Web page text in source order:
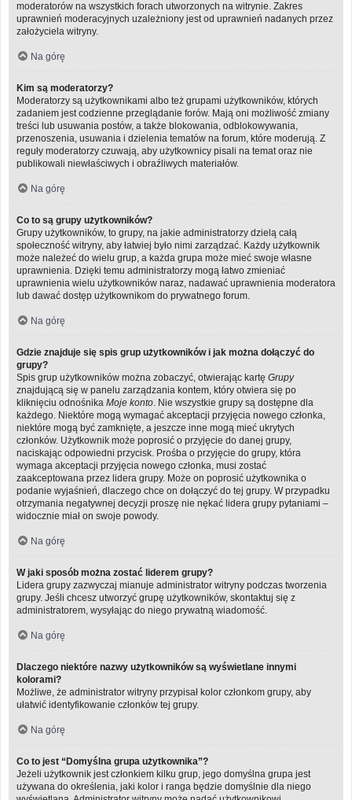
moderatorów na wszystkich forach utworzonych na witrynie. Zakres
uprawnień moderacyjnych uzależniony jest od uprawnień nadanych przez
założyciela witryny.
Na górę
Kim są moderatorzy?
Moderatorzy są użytkownikami albo też grupami użytkowników, których
zadaniem jest codzienne przeglądanie forów. Mają oni możliwość zmiany
treści lub usuwania postów, a także blokowania, odblokowywania,
przenoszenia, usuwania i dzielenia tematów na forum, które moderują. Z
reguły moderatorzy czuwają, aby użytkownicy pisali na temat oraz nie
publikowali niewłaściwych i obraźliwych materiałów.
Na górę
Co to są grupy użytkowników?
Grupy użytkowników, to grupy, na jakie administratorzy dzielą całą
społeczność witryny, aby łatwiej było nimi zarządzać. Każdy użytkownik
może należeć do wielu grup, a każda grupa może mieć swoje własne
uprawnienia. Dzięki temu administratorzy mogą łatwo zmieniać
uprawnienia wielu użytkowników naraz, nadawać uprawnienia moderatora
lub dawać dostęp użytkownikom do prywatnego forum.
Na górę
Gdzie znajduje się spis grup użytkowników i jak można dołączyć do
grupy?
Spis grup użytkowników można zobaczyć, otwierając kartę Grupy
znajdującą się w panelu zarządzania kontem, który otwiera się po
kliknięciu odnośnika Moje konto . Nie wszystkie grupy są dostępne dla
każdego. Niektóre mogą wymagać akceptacji przyjęcia nowego członka,
niektóre mogą być zamknięte, a jeszcze inne mogą mieć ukrytych
członków. Użytkownik może poprosić o przyjęcie do danej grupy,
naciskając odpowiedni przycisk. Prośba o przyjęcie do grupy, która
wymaga akceptacji przyjęcia nowego członka, musi zostać
zaakceptowana przez lidera grupy. Może on poprosić użytkownika o
podanie wyjaśnień, dlaczego chce on dołączyć do tej grupy. W przypadku
otrzymania negatywnej decyzji proszę nie nękać lidera grupy pytaniami –
widocznie miał on swoje powody.
Na górę
W jaki sposób można zostać liderem grupy?
Lidera grupy zazwyczaj mianuje administrator witryny podczas tworzenia
grupy. Jeśli chcesz utworzyć grupę użytkowników, skontaktuj się z
administratorem, wysyłając do niego prywatną wiadomość.
Na górę
Dlaczego niektóre nazwy użytkowników są wyświetlane innymi
kolorami?
Możliwe, że administrator witryny przypisał kolor członkom grupy, aby
ułatwić identyfikowanie członków tej grupy.
Na górę
Co to jest “Domyślna grupa użytkownika”?
Jeżeli użytkownik jest członkiem kilku grup, jego domyślna grupa jest
używana do określenia, jaki kolor i ranga będzie domyślnie dla niego